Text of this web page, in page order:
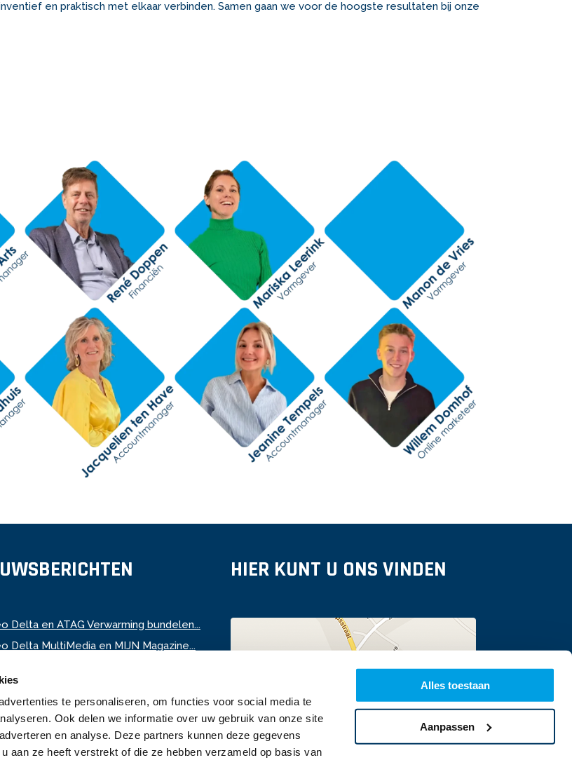
te personaliseren, om functies voor social media te
Ook delen we informatie over uw gebruik van onze site
en analyse. Deze partners kunnen deze gegevens
aan ze heeft verstrekt of die ze hebben verzameld op basis van
Alles toestaan
Aanpassen
en praktisch met elkaar verbinden. Samen gaan we voor de hoogste resultaten bij onze
Delta en ATAG Verwarming bundelen...
Delta MultiMedia en MIJN Magazine...
samenwerkingspartners
Loerbeek en Romeo Delta v...
HIER KUNT U ONS VINDEN